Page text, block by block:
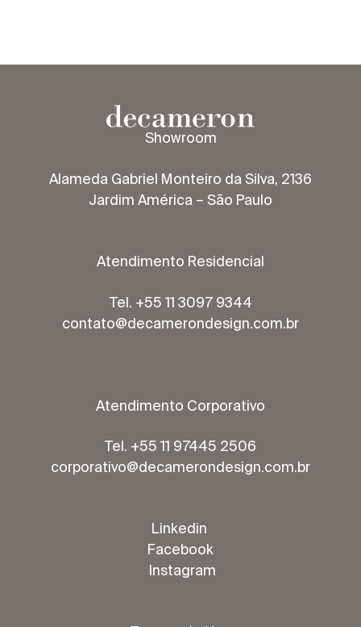
Showroom
Alameda Gabriel Monteiro da Silva, 2136
Jardim América – São Paulo
Atendimento Residencial
Tel. +55 11 3097 9344
contato@decamerondesign.com.br
Atendimento Corporativo
Tel. +55 11 97445 2506
corporativo@decamerondesign.com.br
Linkedin
Facebook
Instagram